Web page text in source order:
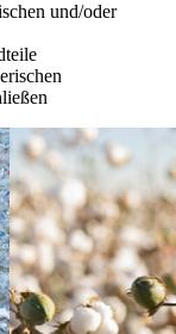
und/oder